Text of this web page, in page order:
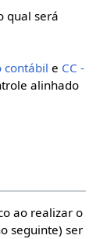
qual será
contábil e CC -
alinhado
ao realizar o
seguinte) ser